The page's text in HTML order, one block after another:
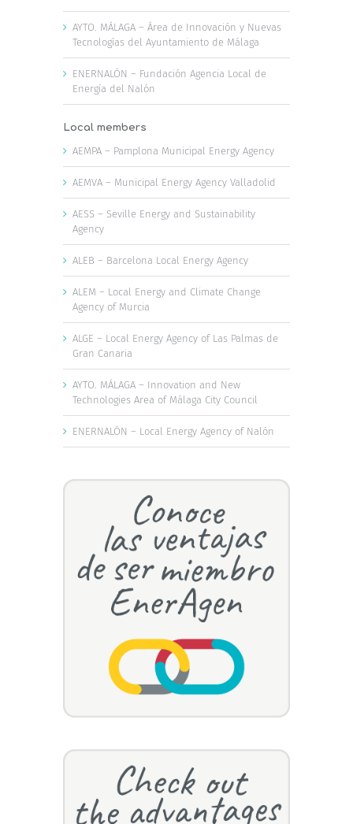
AYTO. MÁLAGA – Área de Innovación y Nuevas
Tecnologías del Ayuntamiento de Málaga
ENERNALÓN – Fundación Agencia Local de
Energía del Nalón
Local members
AEMPA – Pamplona Municipal Energy Agency
AEMVA – Municipal Energy Agency Valladolid
AESS – Seville Energy and Sustainability
Agency
ALEB – Barcelona Local Energy Agency
ALEM – Local Energy and Climate Change
Agency of Murcia
ALGE – Local Energy Agency of Las Palmas de
Gran Canaria
AYTO. MÁLAGA – Innovation and New
Technologies Area of Málaga City Council
ENERNALÓN – Local Energy Agency of Nalón